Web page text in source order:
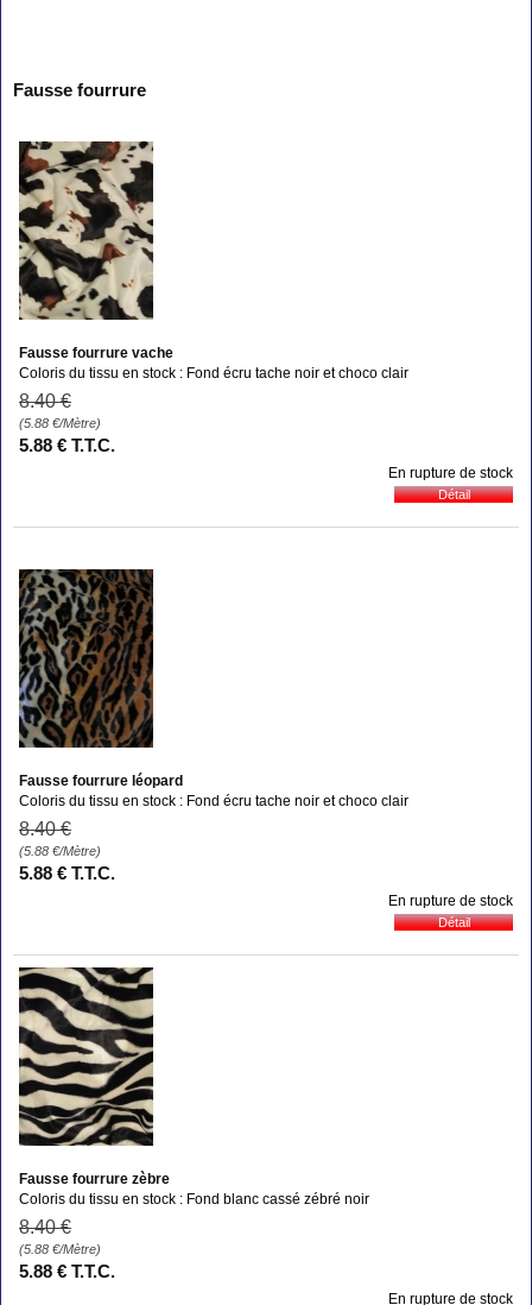
Fausse fourrure
Fausse fourrure vache
Coloris du tissu en stock : Fond écru tache noir et choco clair
8.40 €
(5.88 €/Mètre)
5.88 € T.T.C.
En rupture de stock
Fausse fourrure léopard
Coloris du tissu en stock : Fond écru tache noir et choco clair
8.40 €
(5.88 €/Mètre)
5.88 € T.T.C.
En rupture de stock
Fausse fourrure zèbre
Coloris du tissu en stock : Fond blanc cassé zébré noir
8.40 €
(5.88 €/Mètre)
5.88 € T.T.C.
En rupture de stock